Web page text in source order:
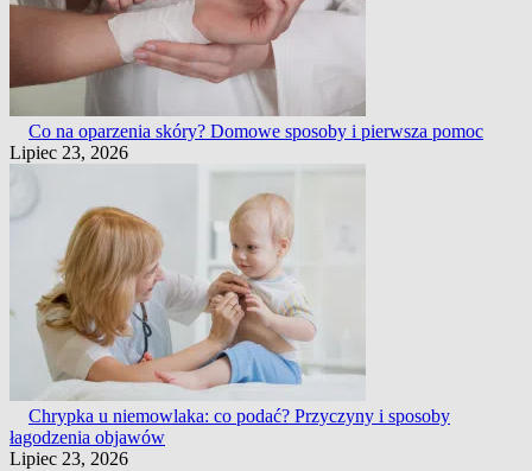
Co na oparzenia skóry? Domowe sposoby i pierwsza pomoc
Lipiec 23, 2026
Chrypka u niemowlaka: co podać? Przyczyny i sposoby
łagodzenia objawów
Lipiec 23, 2026